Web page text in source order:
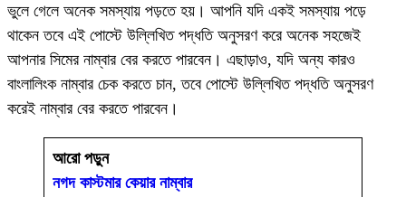
ভুলে গেলে অনেক সমস্যায় পড়তে হয়। আপনি যদি একই সমস্যায় পড়ে
থাকেন তবে এই পোস্টে উল্লিখিত পদ্ধতি অনুসরণ করে অনেক সহজেই
আপনার সিমের নাম্বার বের করতে পারবেন। এছাড়াও, যদি অন্য কারও
বাংলালিংক নাম্বার চেক করতে চান, তবে পোস্টে উল্লিখিত পদ্ধতি অনুসরণ
করেই নাম্বার বের করতে পারবেন।
আরো পড়ুন
নগদ কাস্টমার কেয়ার নাম্বার